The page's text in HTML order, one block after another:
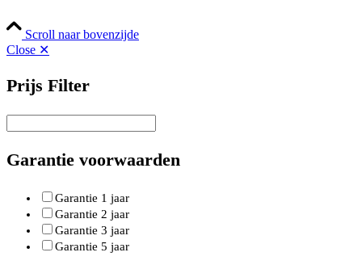
Scroll naar bovenzijde
Close ✕
Prijs Filter
Garantie voorwaarden
Garantie 1 jaar
Garantie 2 jaar
Garantie 3 jaar
Garantie 5 jaar